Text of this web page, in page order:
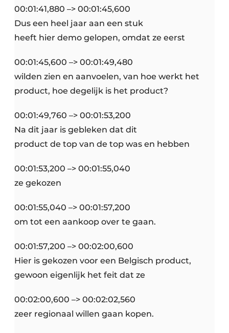
00:01:41,880 –> 00:01:45,600
Dus een heel jaar aan een stuk
heeft hier demo gelopen, omdat ze eerst
00:01:45,600 –> 00:01:49,480
wilden zien en aanvoelen, van hoe werkt het
product, hoe degelijk is het product?
00:01:49,760 –> 00:01:53,200
Na dit jaar is gebleken dat dit
product de top van de top was en hebben
00:01:53,200 –> 00:01:55,040
ze gekozen
00:01:55,040 –> 00:01:57,200
om tot een aankoop over te gaan.
00:01:57,200 –> 00:02:00,600
Hier is gekozen voor een Belgisch product,
gewoon eigenlijk het feit dat ze
00:02:00,600 –> 00:02:02,560
zeer regionaal willen gaan kopen.